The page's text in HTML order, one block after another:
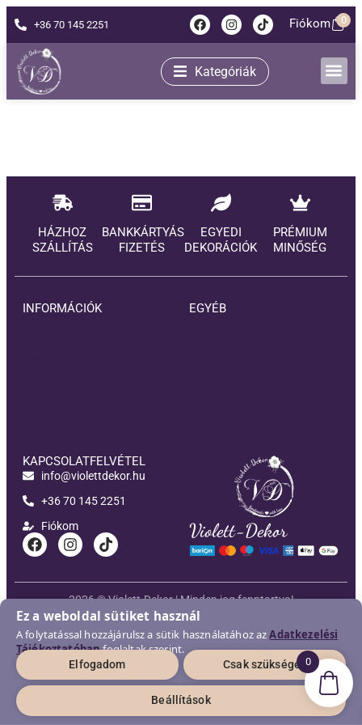
0
+36 70 145 2251 Fiókom 0
Kategóriák
HÁZHOZ
SZÁLLÍTÁS
BANKKÁRTYÁS
FIZETÉS
EGYEDI
DEKORÁCIÓK
PRÉMIUM
MINŐSÉG
INFORMÁCIÓK EGYÉB
KAPCSOLATFELVÉTEL
info@violettdekor.hu
+36 70 145 2251
Fiókom
Violett-Dekor
Developed and supported by
2026 © Violett-Dekor | Minden jog fenntartva!
Ez a weboldal sütiket használ
A folytatással hozzájárulsz a sütik használatához azAdatkezelési
Tájékoztatóbanfoglaltak szerint.
Elfogadom Csak szükséges
Beállítások